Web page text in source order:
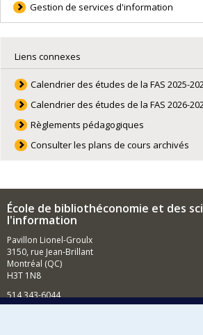
Gestion de services d'information
Liens connexes
Calendrier des études de la FAS 2025-
Calendrier des études de la FAS 2026-
Règlements pédagogiques
Consulter les plans de cours archivés
École de bibliothéconomie et des
l'information
Pavillon Lionel-Groulx
3150, rue Jean-Brillant
Montréal (QC)
H3T 1N8
514 343-6044